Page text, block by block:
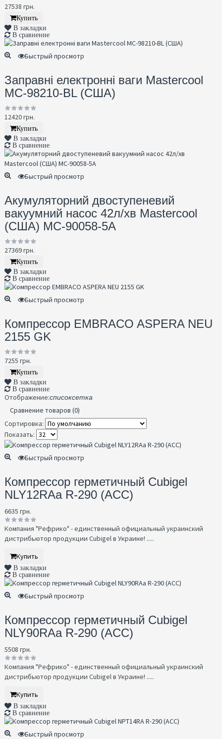
27538 грн.
Купить
В закладки
В сравнение
Быстрый просмотр
Заправні електронні ваги Mastercool
MC-98210-BL (США)
12420 грн.
Купить
В закладки
В сравнение
Быстрый просмотр
Акумуляторний двоступеневий
вакуумний насос 42л/хв Mastercool
(США) MC-90058-5A
27369 грн.
Купить
В закладки
В сравнение
Быстрый просмотр
Компрессор EMBRACO ASPERA NEU
2155 GK
7255 грн.
Купить
В закладки
В сравнение
Отображение:списоксетка
Сравнение товаров (0)
Сортировка:
Показать:
Быстрый просмотр
Компрессор герметичный Cubigel
NLY12RAa R-290 (ACC)
6635 грн.
Компания "Рефрико" - единственный официальный украинский
дистрибьютор продукции Cubigel в Украине! .....
Купить
В закладки
В сравнение
Быстрый просмотр
Компрессор герметичный Cubigel
NLY90RAa R-290 (ACC)
5508 грн.
Компания "Рефрико" - единственный официальный украинский
дистрибьютор продукции Cubigel в Украине! .....
Купить
В закладки
В сравнение
Быстрый просмотр